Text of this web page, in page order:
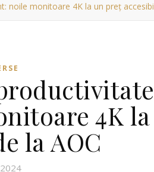
noile monitoare 4K la un preț
4K
la AOC